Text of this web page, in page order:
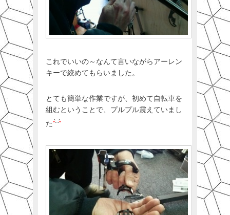
これでいいの～なんて言いながらアーレン
キーで絞めてもらいました。
とても簡単な作業ですが、初めて自転車を
組むということで、プルプル震えていまし
た